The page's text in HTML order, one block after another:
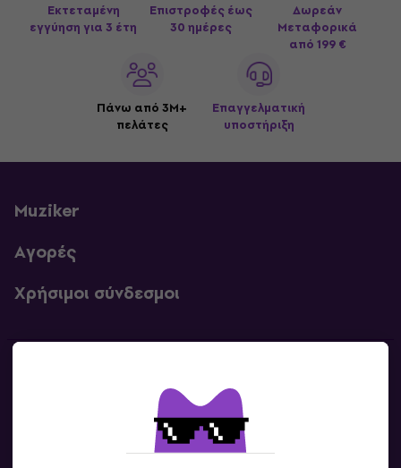
Εκτεταμένη
εγγύηση για 3 έτη
Επιστροφές έως
30 ημέρες
Δωρεάν
Μεταφορικά
από 199 €
Πάνω από 3M+
πελάτες
Επαγγελματική
υποστήριξη
Muziker
Αγορές
Χρήσιμοι σύνδεσμοι
Επικοινωνία